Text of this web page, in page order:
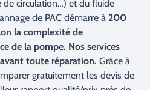
de circulation…) et du fluide
de PAC démarre à 200
la complexité de
de la pompe. Nos services
toute réparation. Grâce à
gratuitement les devis de